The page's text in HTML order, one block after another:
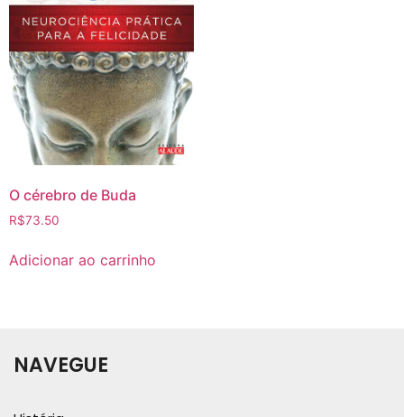
O cérebro de Buda
R$73.50
Adicionar ao carrinho
NAVEGUE